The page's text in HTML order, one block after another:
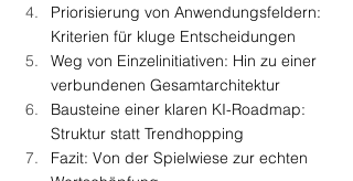
Priorisierung von Anwendungsfeldern:
Kriterien für kluge Entscheidungen
Weg von Einzelinitiativen: Hin zu einer
verbundenen Gesamtarchitektur
Bausteine einer klaren KI-Roadmap:
Struktur statt Trendhopping
Fazit: Von der Spielwiese zur echten